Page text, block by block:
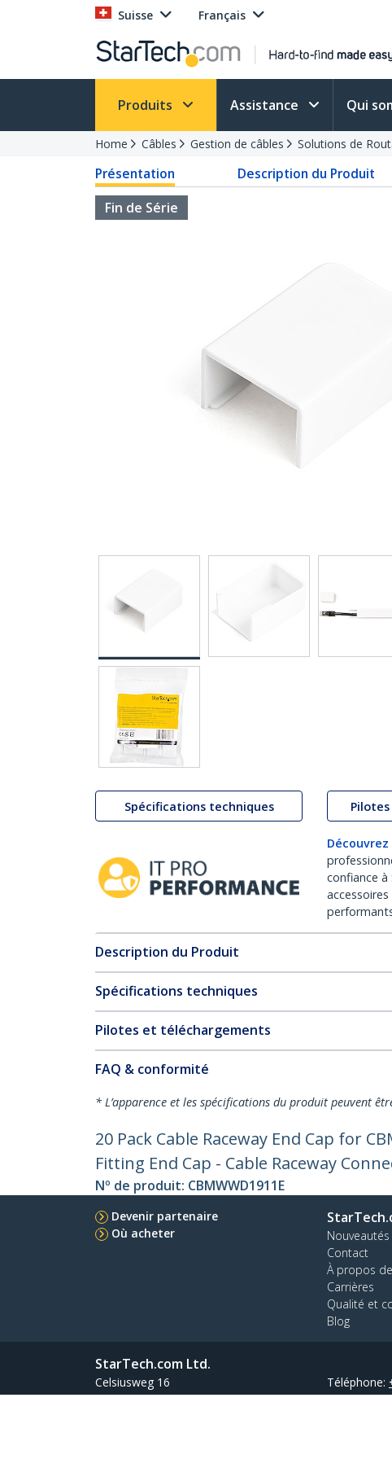
Suisse Français
Produits Assistance Qui
Home Câbles Gestion de câbles Solutions de
Présentation Description du Produit
Fin de Série
Spécifications techniques
confiance à
Description du Produit
Spécifications techniques
Pilotes et téléchargements
FAQ & conformité
* L’apparence et les spécifications du produit peuvent
20 Pack Cable Raceway End Cap for
Fitting End Cap - Cable Raceway
Nº de produit: CBMWWD1911E
Devenir partenaire
Où acheter
Nouveautés
Contact
À propos
Carrières
Qualité et
Blog
StarTech.com Ltd.
Celsiusweg 16
5928 PR Venlo
Téléphone:
Appel